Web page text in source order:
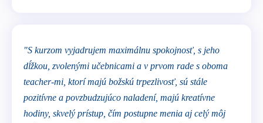
"S kurzom vyjadrujem maximálnu spokojnosť, s jeho
dĺžkou, zvolenými učebnicami a v prvom rade s oboma
teacher-mi, ktorí majú božskú trpezlivosť, sú stále
pozitívne a povzbudzujúco naladení, majú kreatívne
hodiny, skvelý prístup, čím postupne menia aj celý môj